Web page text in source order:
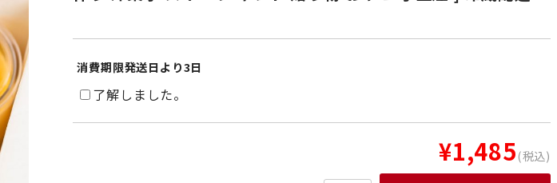
消費期限発送日より3日
了解しました。
¥1,485(税込)